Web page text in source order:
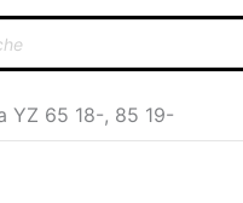
YZ 65 18-, 85 19-